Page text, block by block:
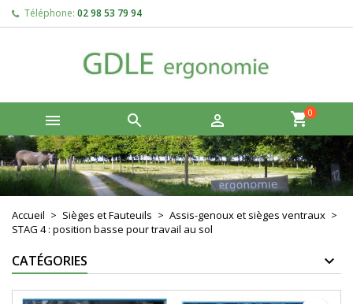
Téléphone: 02 98 53 79 94
   0
Accueil Sièges et Fauteuils
Assis-genoux et sièges ventraux
STAG 4 : position basse pour travail au sol
CATÉGORIES
×
Créer une liste d'envies ×
Nom de la liste d'envies
Annuler Créer une liste d'envies
Connexion ×
Vous devez être connecté pour ajouter des produits à
Annuler Connexion